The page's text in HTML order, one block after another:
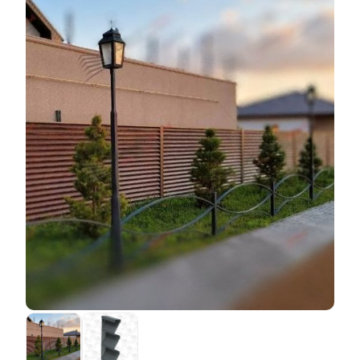
Ключевое различие заключается в том, что
покрытие
полиэстер
стало наноситься на этапе
производства стали (то есть производства стальных
листов), в то время как порошковое покрытие
осуществляется, когда деталь уже готова. Поэтому
наносится на сталелитейном
заводе, а порошковая окраска производится нами.
Это приводит к ряду ограничений. При работе с
предварительно окрашенным листовым металлом
мы должны гарантировать, что готовое покрытие не
будет повреждено во время производства. В
результате некоторые этапы производства
становятся недоступными. Это не влияет на
качество, т.е. качество ограждения остается на том
же высоком уровне, но это делает невозможным
применение некоторых наших конструкторских
разработок и ноу-хау. В результате некоторые
элементы, отвечающие за прочность ограждения,
теряются. Другими словами, вы можете сэкономить
на декоративном покрытии (
порошковой краски), но можете потерять деньги на
материальных затрат. Например, если взять для
сравнения самый дешевый вариант "Стандарт" и
самый дорогой "Модерн", то они отличаются по цене
не потому, что один сделан качественно, а другой -
менее качественно. Все ограждения изготавливаются
по одной и той же технологии, с использованием
одних и тех же конструкторских решений, на одних и
тех же станках, одними и теми же рабочими. Но для
производства "Стандарт" расход материалов ниже,
нужно изготовить меньшеламелейи, следовательно,
затратить меньше времени и электроэнергии.
Поэтому цена также ниже. Качество остается на
самом высоком уровне.